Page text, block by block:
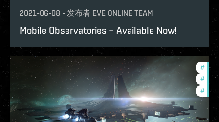
2021-06-08 - 发布者 EVE ONLINE TEAM
Mobile Observatories – Available Now!
#
#
#